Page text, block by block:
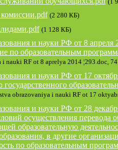
(2 280 КБ)
(1 128 КБ)
и науки РФ от 8
по образовательным
nauki RF ot 8 aprelya 2014 ¦293.doc,
и науки РФ от 17
obrazovaniya i nauki RF ot 17
и науки РФ от 28
осуществления перевода
образовательную
в другие
по образовательным